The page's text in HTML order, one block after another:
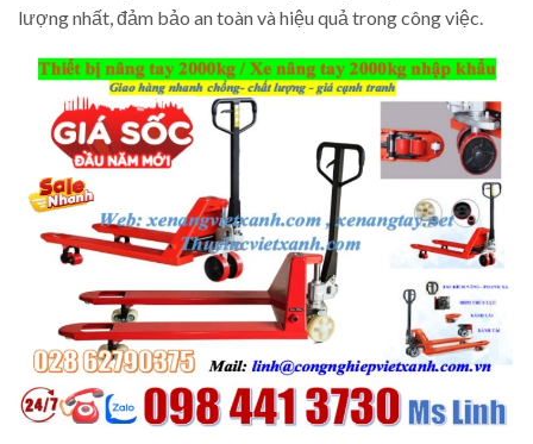
lượng nhất, đảm bảo an toàn và hiệu quả trong công việc.